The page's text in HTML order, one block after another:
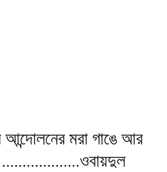
আন্দোলনের মরা গাঙে আর